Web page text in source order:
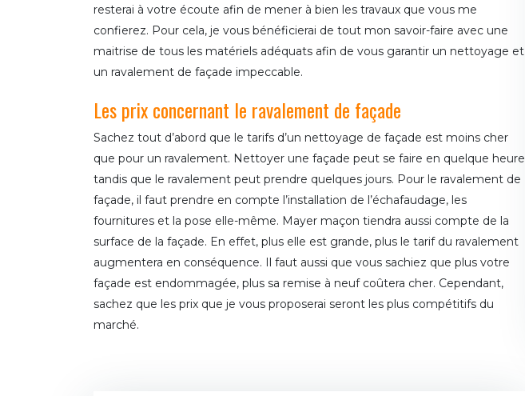
resterai à votre écoute afin de mener à bien les travaux que vous me
confierez. Pour cela, je vous bénéficierai de tout mon savoir-faire avec une
maitrise de tous les matériels adéquats afin de vous garantir un nettoyage et
un ravalement de façade impeccable.
Les prix concernant le ravalement de façade
Sachez tout d’abord que le tarifs d’un nettoyage de façade est moins cher
que pour un ravalement. Nettoyer une façade peut se faire en quelque heure
tandis que le ravalement peut prendre quelques jours. Pour le ravalement de
façade, il faut prendre en compte l’installation de l’échafaudage, les
fournitures et la pose elle-même. Mayer maçon tiendra aussi compte de la
surface de la façade. En effet, plus elle est grande, plus le tarif du ravalement
augmentera en conséquence. Il faut aussi que vous sachiez que plus votre
façade est endommagée, plus sa remise à neuf coûtera cher. Cependant,
sachez que les prix que je vous proposerai seront les plus compétitifs du
marché.